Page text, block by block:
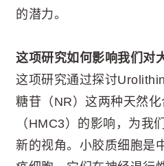
的潜力。
这项研究如何影响我们对
这项研究通过探讨
糖苷（NR）这两种天然
（HMC3）的影响，为我
新的视角。小胶质细胞是